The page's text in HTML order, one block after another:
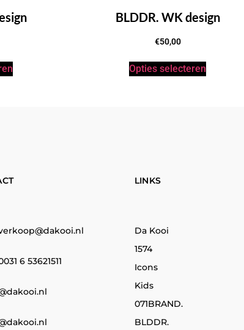
BLDDR. WK design
€50,00
Opties selecteren
6 53621511
LINKS
Da Kooi
1574
Icons
Kids
071BRAND.
BLDDR.